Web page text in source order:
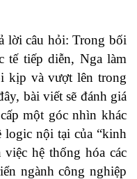
lời câu hỏi: Trong bối
tế tiếp diễn, Nga làm
kịp và vượt lên trong
bài viết sẽ đánh giá
một góc nhìn khác
logic nội tại của “kinh
hệ thống hóa các
ngành công nghiệp